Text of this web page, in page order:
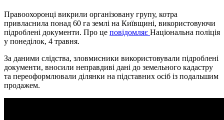
Правоохоронці викрили організовану групу, котра
привласнила понад 60 га землі на Київщині, використовуючи
підроблені документи. Про це повідомляє Національна поліція
у понеділок, 4 травня.
За даними слідства, зловмисники використовували підроблені
документи, вносили неправдиві дані до земельного кадастру
та переоформлювали ділянки на підставних осіб із подальшим
продажем.